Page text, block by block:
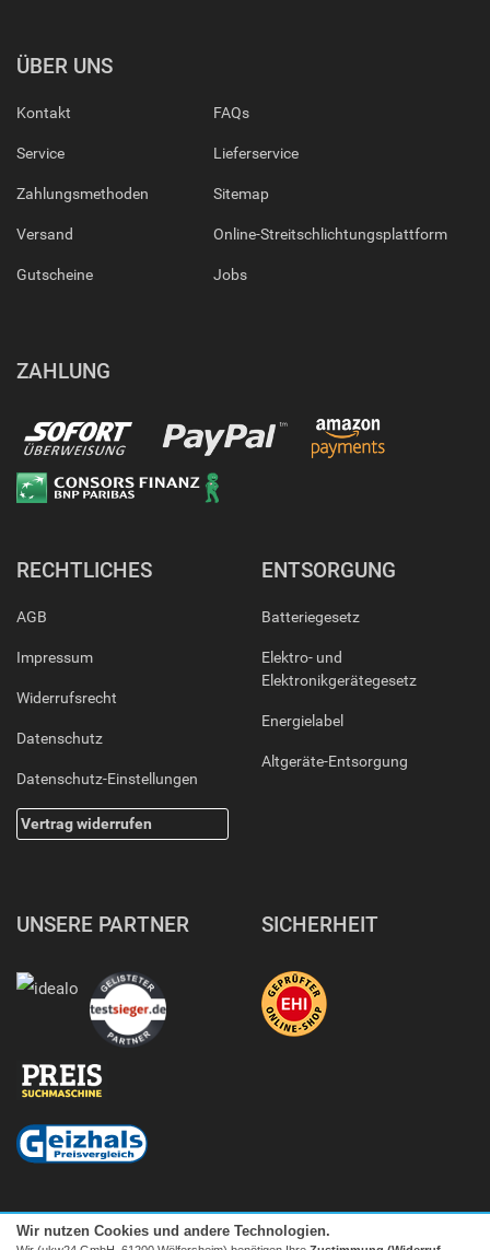
ÜBER UNS
Kontakt
Service
Zahlungsmethoden
Versand
Gutscheine
FAQs
Lieferservice
Sitemap
Online-Streitschlichtungsplattform
Jobs
ZAHLUNG
RECHTLICHES
AGB
Impressum
Widerrufsrecht
Datenschutz
Datenschutz-Einstellungen
Vertrag widerrufen
ENTSORGUNG
Batteriegesetz
Elektro- und
Elektronikgerätegesetz
Energielabel
Altgeräte-Entsorgung
UNSERE PARTNER SICHERHEIT
Wir nutzen Cookies und andere Technologien.